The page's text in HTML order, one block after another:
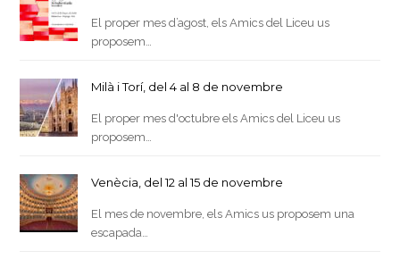
El proper mes d’agost, els Amics del Liceu us
proposem…
Milà i Torí, del 4 al 8 de novembre
El proper mes d'octubre els Amics del Liceu us
proposem…
Venècia, del 12 al 15 de novembre
El mes de novembre, els Amics us proposem una
escapada…